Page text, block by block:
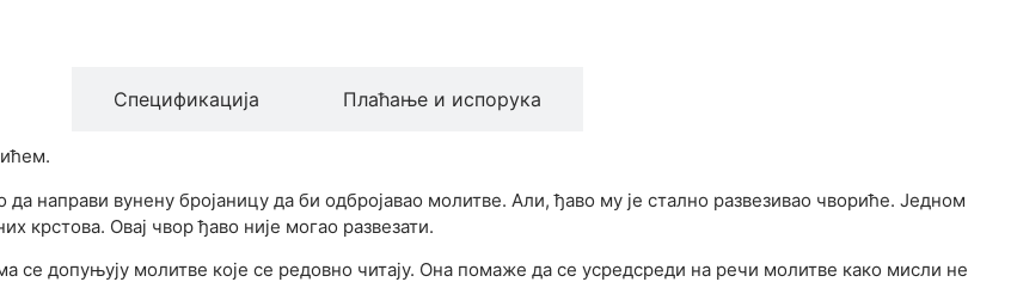
Спецификација Плаћање и испорука
направи вунену бројаницу да би одбројавао молитве. Али, ђаво му је стално развезивао чвориће. Једном
крстова. Овај чвор ђаво није могао развезати.
се допуњују молитве које се редовно читају. Она помаже да се усредсреди на речи молитве како мисли не